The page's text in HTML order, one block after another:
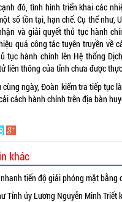
đó, tình hình triển khai các
số tồn tại, hạn chế. Cụ thể như,
và giải quyết thủ tục hành
quả công tác tuyên truyền về
tục hành chính lên Hệ thống
liên thông của tỉnh chưa được
cùng ngày, Đoàn kiểm tra tiếp tục
cách hành chính trên địa bàn
khác
tiến độ giải phóng mặt bằng
Tỉnh ủy Lương Nguyễn Minh Triết